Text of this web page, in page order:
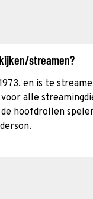
streamen?
en is te
voor alle
hoofdrollen